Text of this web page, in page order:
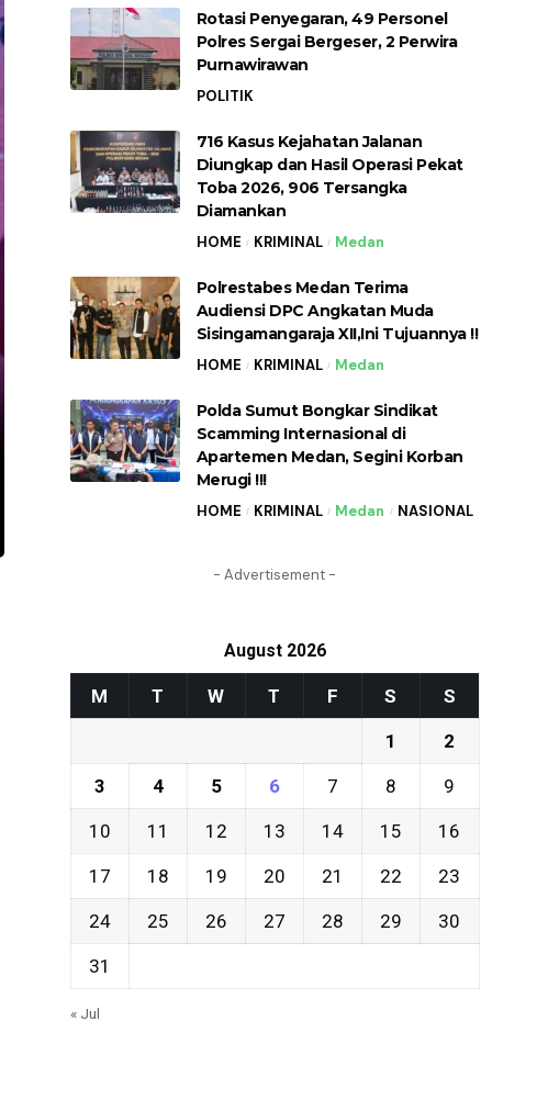
Rotasi Penyegaran, 49 Personel
Polres Sergai Bergeser, 2 Perwira
Purnawirawan
POLITIK
716 Kasus Kejahatan Jalanan
Diungkap dan Hasil Operasi Pekat
Toba 2026, 906 Tersangka
Diamankan
HOME KRIMINAL Medan
Polrestabes Medan Terima
Audiensi DPC Angkatan Muda
Sisingamangaraja XII,Ini Tujuannya !!
HOME KRIMINAL Medan
Polda Sumut Bongkar Sindikat
Scamming Internasional di
Apartemen Medan, Segini Korban
Merugi !!!
HOME KRIMINAL Medan NASIONAL
- Advertisement -
August 2026
M T W T F S S
1 2
3 4 5 6 7 8 9
10 11 12 13 14 15 16
17 18 19 20 21 22 23
24 25 26 27 28 29 30
31
« Jul